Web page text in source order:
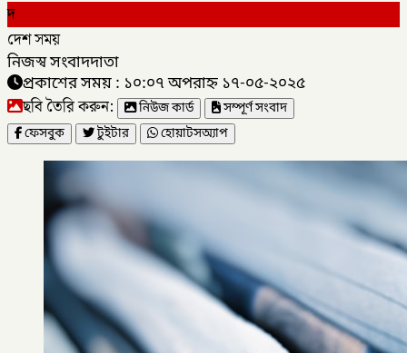
দ
দেশ সময়
নিজস্ব সংবাদদাতা
প্রকাশের সময় : ১০:০৭ অপরাহ্ন ১৭-০৫-২০২৫
ছবি তৈরি করুন: নিউজ কার্ড
সম্পূর্ণ সংবাদ
ফেসবুক
টুইটার হোয়াটসঅ্যাপ